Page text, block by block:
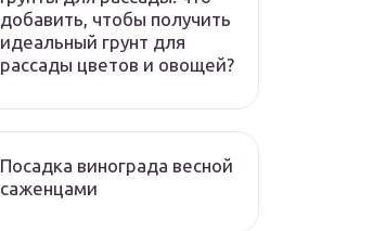
добавить, чтобы получить
идеальный грунт для
рассады цветов и овощей?
Посадка винограда весной
саженцами